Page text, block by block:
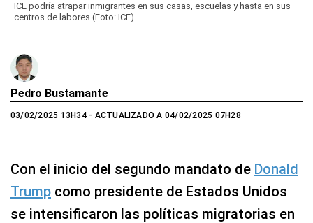
ICE podría atrapar inmigrantes en sus casas, escuelas y hasta en sus
centros de labores (Foto: ICE)
Pedro Bustamante
03/02/2025 13H34- ACTUALIZADO A 04/02/2025 07H28
Con el inicio del segundo mandato de Donald
Trump como presidente de Estados Unidos
se intensificaron las políticas migratorias en